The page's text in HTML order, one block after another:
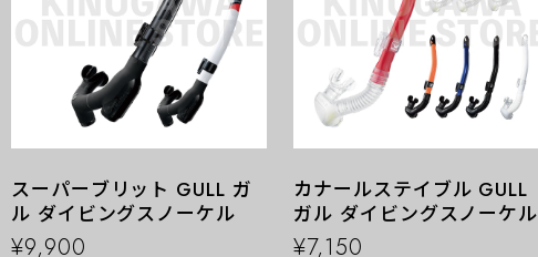
スーパーブリット GULL ガ
ル ダイビングスノーケル
¥9,900
カナールステイブル GULL
ガル ダイビングスノーケル
¥7,150